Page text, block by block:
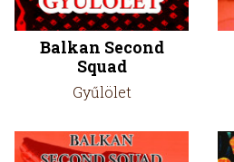
Balkan Second
Squad
Gyűlölet